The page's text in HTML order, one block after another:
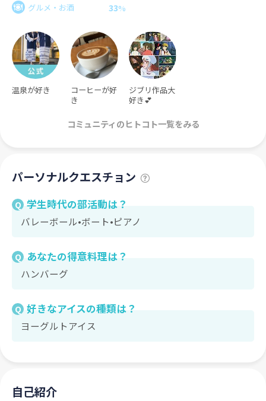
グルメ・お酒
33%
温泉が好き
コーヒーが好
き
ジブリ作品大
好き💕
コミュニティのヒトコト一覧をみる
パーソナルクエスチョン
Q 学生時代の部活動は？
バレーボール•ボート•ピアノ
Q あなたの得意料理は？
ハンバーグ
Q 好きなアイスの種類は？
ヨーグルトアイス
自己紹介